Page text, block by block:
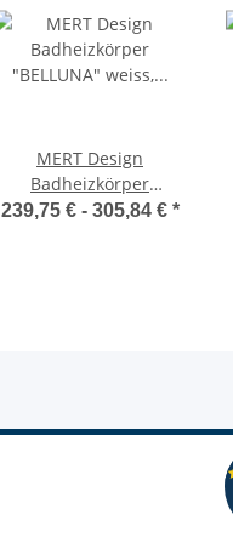
MERT Design
Badheizkörper
"BELLUNA" weiss,
239,75 € - 305,84 € *